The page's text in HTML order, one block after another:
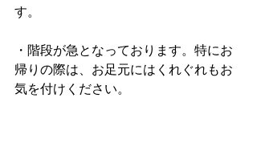
す。
・階段が急となっております。特にお
帰りの際は、お足元にはくれぐれもお
気を付けください。